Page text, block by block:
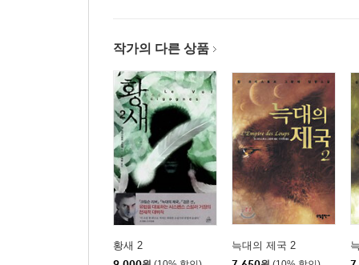
작가의 다른 상품
황새 2 늑대의 제국 2